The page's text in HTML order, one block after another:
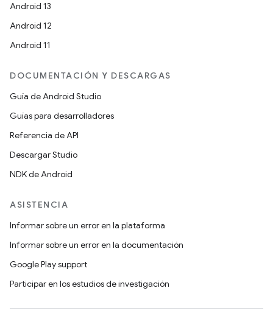
Android 13
Android 12
Android 11
DOCUMENTACIÓN Y DESCARGAS
Guía de Android Studio
Guías para desarrolladores
Referencia de API
Descargar Studio
NDK de Android
ASISTENCIA
Informar sobre un error en la plataforma
Informar sobre un error en la documentación
Google Play support
Participar en los estudios de investigación